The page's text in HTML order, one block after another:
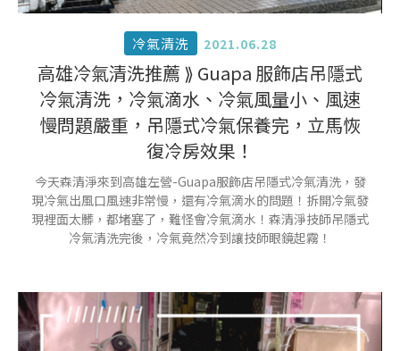
冷氣清洗 2021.06.28
高雄冷氣清洗推薦 ⟫ Guapa 服飾店吊隱式
冷氣清洗，冷氣滴水、冷氣風量小、風速
慢問題嚴重，吊隱式冷氣保養完，立馬恢
復冷房效果！
今天森清淨來到高雄左營-Guapa服飾店吊隱式冷氣清洗，發
現冷氣出風口風速非常慢，還有冷氣滴水的問題！拆開冷氣發
現裡面太髒，都堵塞了，難怪會冷氣滴水！森清淨技師吊隱式
冷氣清洗完後，冷氣竟然冷到讓技師眼鏡起霧！